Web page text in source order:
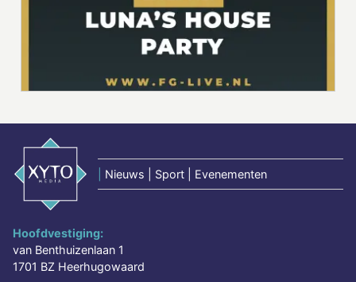
Nieuws | Sport | Evenementen
Hoofdvestiging:
van Benthuizenlaan 1
1701 BZ Heerhugowaard